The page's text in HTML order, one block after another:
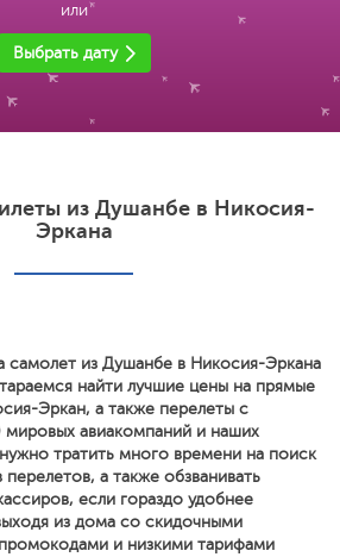
или
Выбрать дату
из Душанбе в Никосия-
Эркана
самолет из Душанбе в Никосия-Эркана
найти лучшие цены на прямые
Эркан, а также перелеты с
авиакомпаний и наших
тратить много времени на поиск
а также обзванивать
если гораздо удобнее
из дома со скидочными
и низкими тарифами